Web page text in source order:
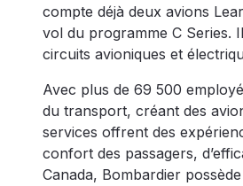
compte déjà deux avions
vol du programme C Series.
circuits avioniques et
Avec plus de 69 500
du transport, créant des
services offrent des
confort des passagers,
Canada, Bombardier